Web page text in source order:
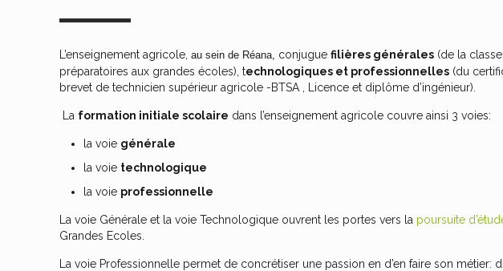
L’enseignement agricole,au sein de Réana, conjuguefilières générales (de la
préparatoires aux grandes écoles), technologiques et professionnelles (du
brevet de technicien supérieur agricole -BTSA , Licence et diplôme d’ingénieur).
La formation initiale scolaire dans l’enseignement agricole couvre ainsi 3 voies:
la voie générale
la voie technologique
la voie professionnelle
La voie Générale et la voie Technologique ouvrent les portes vers la poursuite
Grandes Ecoles.
La voie Professionnelle permet de concrétiser une passion en d’en faire son